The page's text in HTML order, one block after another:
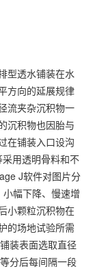
型透水铺装在水
方向的延展规律
流夹杂沉积物一
沉积物也因胎与
在铺装入口设沟
用透明骨料和不
J软件对图片分
幅下降、慢速增
小颗粒沉积物在
的场地试验所需
装表面选取直径
分后每间隔一段